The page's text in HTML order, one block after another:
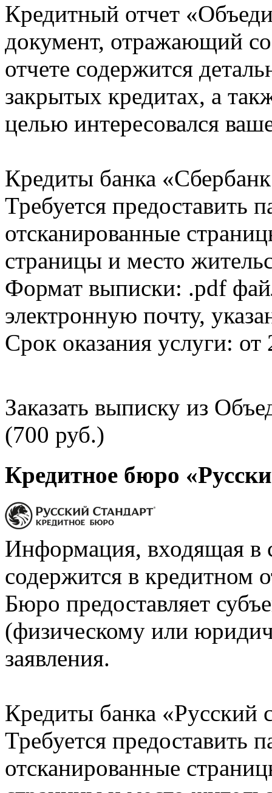
Кредитный отчет
документ, отражающий
отчете содержится
закрытых кредитах, а
целью интересовался
Кредиты банка
Требуется предоставить
отсканированные
страницы и место
Формат выписки: .pdf
электронную почту,
Срок оказания услуги: от
Заказать выписку из
(700 руб.)
Кредитное бюро
Информация, входящая в
содержится в кредитном
Бюро предоставляет
(физическому или
заявления.
Кредиты банка «Русский
Требуется предоставить
отсканированные